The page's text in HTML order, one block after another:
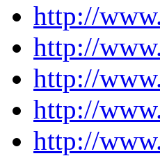
http://
http://
http://
http://
http://